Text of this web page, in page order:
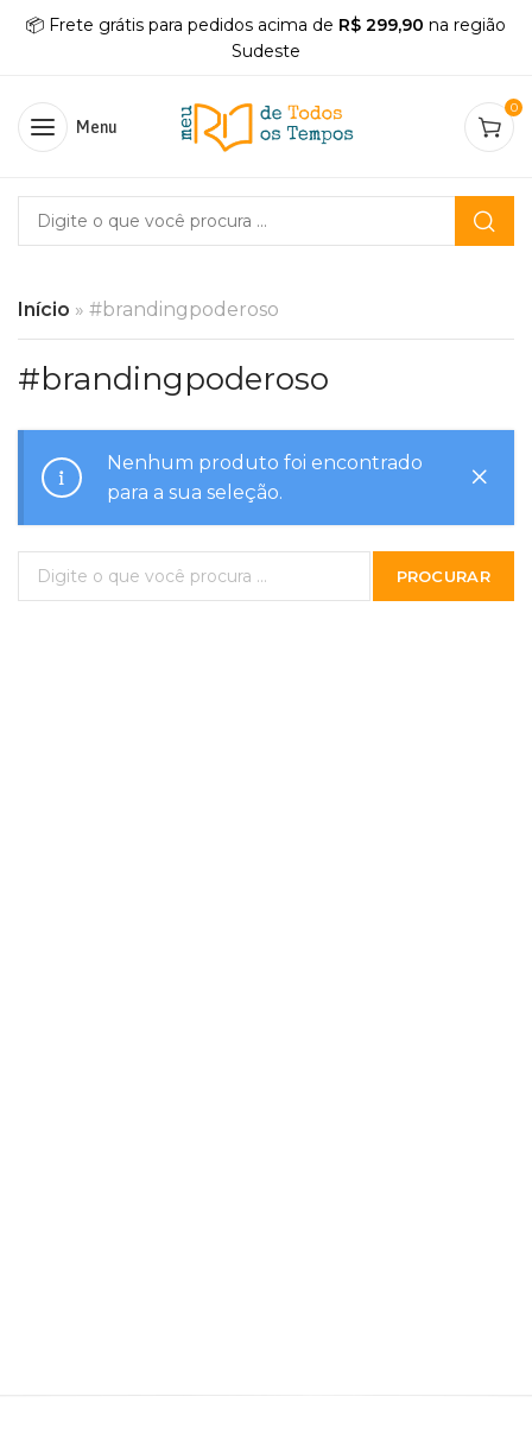
📦 Frete grátis para pedidos acima de R$ 299,90 na região
Sudeste
Menu
0
Início » #brandingpoderoso
#brandingpoderoso
Nenhum produto foi encontrado
para a sua seleção.
PROCURAR